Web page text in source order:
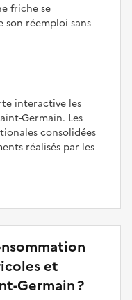
friche se
réemploi sans
interactive les
Germain. Les
consolidées
réalisés par les
et
Germain ?